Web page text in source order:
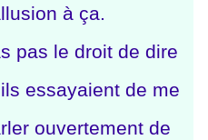
à ça.
pas le droit de dire
essayaient de me
ouvertement de